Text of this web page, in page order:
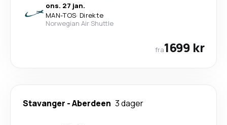
ons. 27 jan.
MAN-TOS· Direkte
Norwegian Air Shuttle
fra1699 kr
Stavanger -Aberdeen 3 dager